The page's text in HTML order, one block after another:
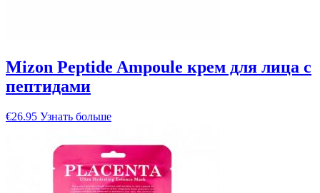
Mizon Peptide Ampoule крем для лица с
пептидами
€26.95 Узнать больше